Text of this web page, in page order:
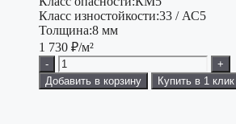
Класс изностойкости:33 / АС5
Толщина:8 мм
1 730 ₽/м²
-
+
Добавить в корзину
Купить в 1 клик